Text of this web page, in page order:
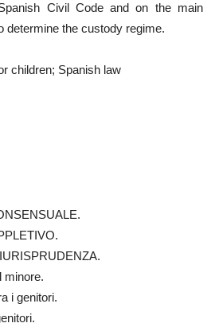
Civil Code and on the main
determine the custody regime.
children; Spanish law
minore.
i genitori.